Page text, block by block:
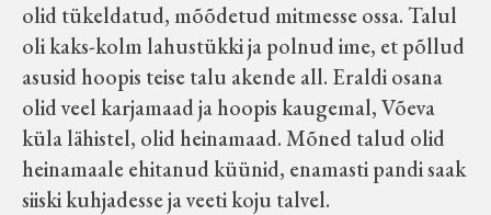
Velise kultuuri ja hariduse selts
Virtuaalnäitused
Otsi
olid tükeldatud, mõõdetud mitmesse ossa. Talul
oli kaks-kolm lahustükki ja polnud ime, et põllud
asusid hoopis teise talu akende all. Eraldi osana
olid veel karjamaad ja hoopis kaugemal, Võeva
küla lähistel, olid heinamaad. Mõned talud olid
heinamaale ehitanud küünid, enamasti pandi saak
siiski kuhjadesse ja veeti koju talvel.